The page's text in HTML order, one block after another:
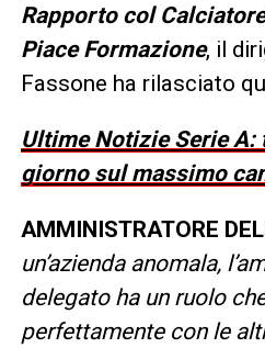
Rapporto col
Piace Formazione, il
Fassone ha rilasciato
Ultime Notizie Serie
giorno sul massimo
AMMINISTRATORE
un’azienda anomala,
delegato ha un ruolo
perfettamente con le